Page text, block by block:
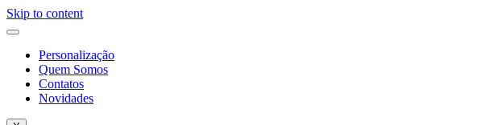
Skip to content
Personalização
Quem Somos
Contatos
Novidades